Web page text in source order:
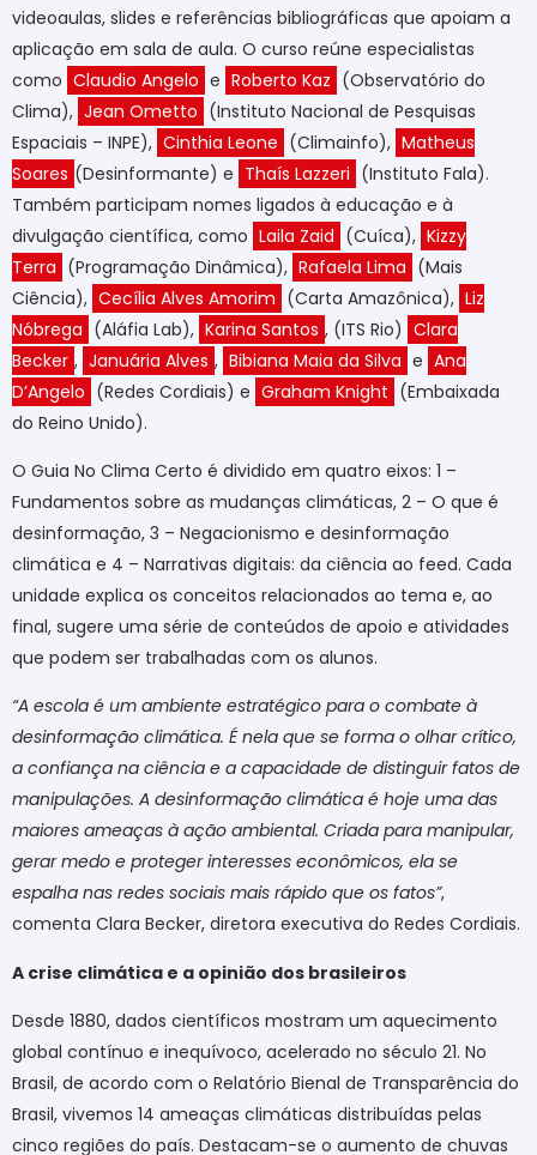
videoaulas, slides e referências bibliográficas que apoiam a
aplicação em sala de aula. O curso reúne especialistas
como Claudio Angelo e Roberto Kaz (Observatório do
Clima), Jean Ometto (Instituto Nacional de Pesquisas
Espaciais – INPE), Cinthia Leone (Climainfo), Matheus
Soares (Desinformante) e Thaís Lazzeri (Instituto Fala).
Também participam nomes ligados à educação e à
divulgação científica, como Laila Zaid (Cuíca), Kizzy
Terra (Programação Dinâmica), Rafaela Lima (Mais
Ciência), Cecília Alves Amorim (Carta Amazônica), Liz
Nóbrega (Aláfia Lab), Karina Santos , (ITS Rio) Clara
Becker , Januária Alves , Bibiana Maia da Silva e Ana
D’Angelo (Redes Cordiais) e Graham Knight (Embaixada
do Reino Unido).
O Guia No Clima Certo é dividido em quatro eixos: 1 –
Fundamentos sobre as mudanças climáticas, 2 – O que é
desinformação, 3 – Negacionismo e desinformação
climática e 4 – Narrativas digitais: da ciência ao feed. Cada
unidade explica os conceitos relacionados ao tema e, ao
final, sugere uma série de conteúdos de apoio e atividades
que podem ser trabalhadas com os alunos.
“A escola é um ambiente estratégico para o combate à
desinformação climática. É nela que se forma o olhar crítico,
a confiança na ciência e a capacidade de distinguir fatos de
manipulações. A desinformação climática é hoje uma das
maiores ameaças à ação ambiental. Criada para manipular,
gerar medo e proteger interesses econômicos, ela se
espalha nas redes sociais mais rápido que os fatos”,
comenta Clara Becker, diretora executiva do Redes Cordiais.
A crise climática e a opinião dos brasileiros
Desde 1880, dados científicos mostram um aquecimento
global contínuo e inequívoco, acelerado no século 21. No
Brasil, de acordo com o Relatório Bienal de Transparência do
Brasil, vivemos 14 ameaças climáticas distribuídas pelas
cinco regiões do país. Destacam-se o aumento de chuvas